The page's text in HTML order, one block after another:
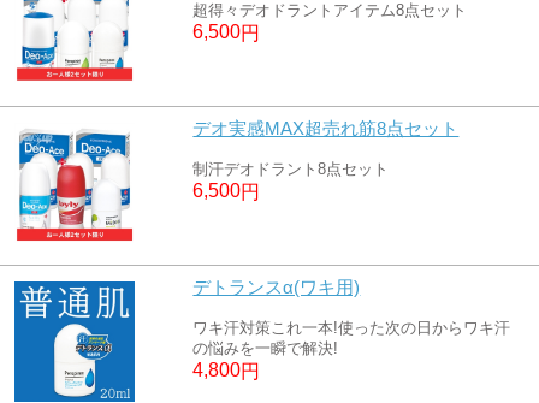
超得々デオドラントアイテム8点セット
6,500円
デオ実感MAX超売れ筋8点セット
制汗デオドラント8点セット
6,500円
デトランスα(ワキ用)
ワキ汗対策これ一本!使った次の日からワキ汗
の悩みを一瞬で解決!
4,800円